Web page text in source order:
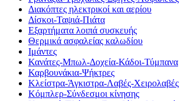
Διακόπτες ηλεκτρικοί και αερίου
Δίσκοι-Ταψιά-Πιάτα
Εξαρτήματα λοιπά συσκευής
Θερμικά ασφαλείας καλωδίου
Ιμάντες
Κανάτες-Μπωλ-Δοχεία-Κάδοι-Τύμπανα
Καρβουνάκια-Ψήκτρες
Κλείστρα-Άγκιστρα-Λαβές-Χειρολαβές
Κόμπλερ-Σύνδεσμοι κίνησης